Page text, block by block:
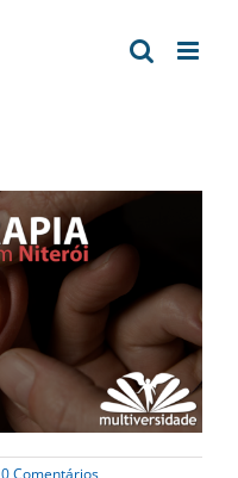
0 Comentários